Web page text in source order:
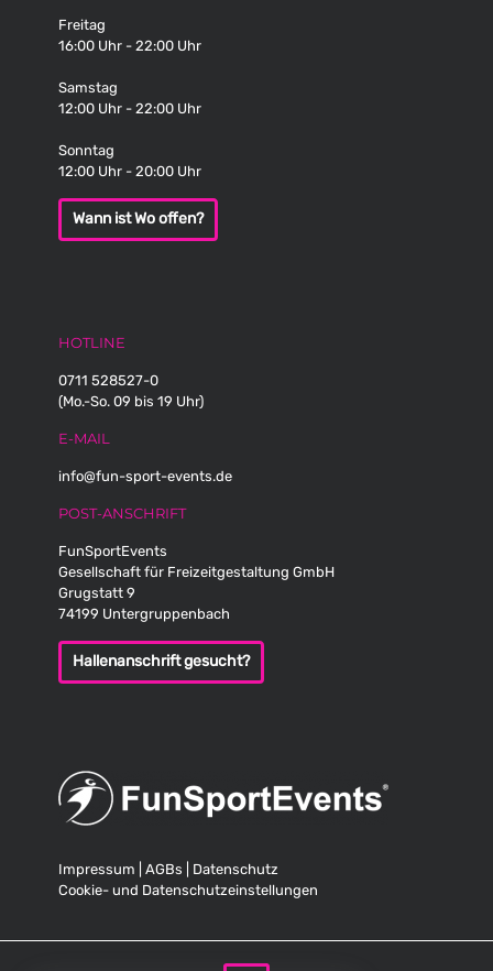
Freitag
16:00 Uhr - 22:00 Uhr
Samstag
12:00 Uhr - 22:00 Uhr
Sonntag
12:00 Uhr - 20:00 Uhr
Wann ist Wo offen?
HOTLINE
0711 528527-0
(Mo.-So. 09 bis 19 Uhr)
E-MAIL
info@fun-sport-events.de
POST-ANSCHRIFT
FunSportEvents
Gesellschaft für Freizeitgestaltung GmbH
Grugstatt 9
74199 Untergruppenbach
Hallenanschrift gesucht?
Impressum AGBs
Datenschutz
Cookie- und Datenschutzeinstellungen